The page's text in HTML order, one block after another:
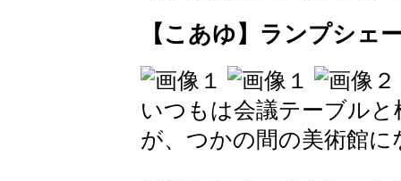
【こあゆ】ランプシェ
いつもは会議テーブル
が、つかの間の美術館